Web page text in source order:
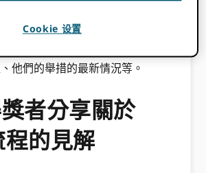
日下一個申請期開始之前，我們
他們的舉措的最新情況等。
者分享關於
程的見解
Cookie 设置